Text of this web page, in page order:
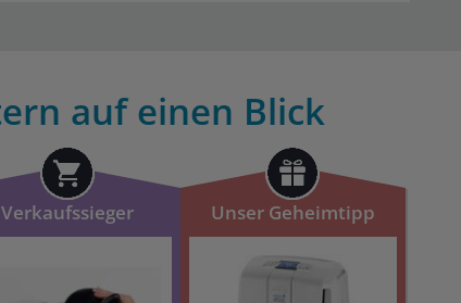
auf einen Blick
Verkaufssieger Unser Geheimtipp